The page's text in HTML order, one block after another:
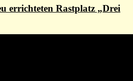
errichteten Rastplatz „Drei